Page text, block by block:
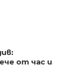
от час и